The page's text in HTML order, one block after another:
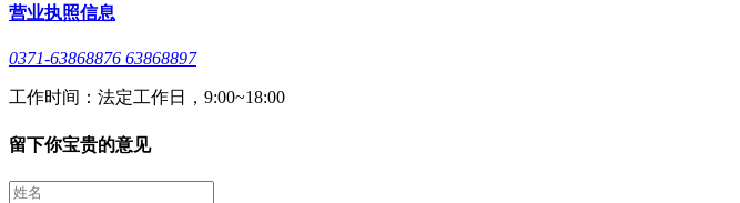
营业执照信息
0371-63868876 63868897
工作时间：法定工作日，9:00~18:00
留下你宝贵的意见